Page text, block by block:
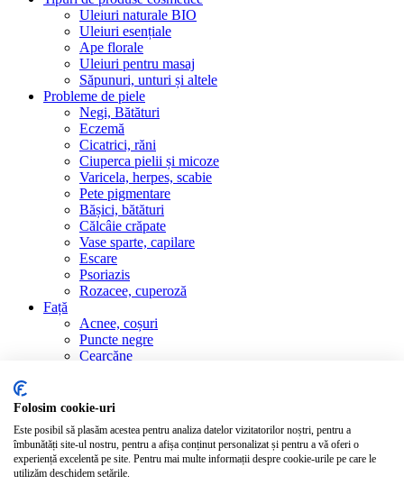
Uleiuri naturale BIO
Uleiuri esențiale
Ape florale
Uleiuri pentru masaj
Săpunuri, unturi și altele
Probleme de piele
Negi, Bătături
Eczemă
Cicatrici, răni
Ciuperca pielii și micoze
Varicela, herpes, scabie
Pete pigmentare
Bășici, bătături
Călcâie crăpate
Vase sparte, capilare
Escare
Psoriazis
Rozacee, cuperoză
Față
Acnee, coșuri
Puncte negre
Cearcăne
Buze, herpes labial
Femei, copii, păr
Îngrijire copii
Unghii
Folosim cookie-uri
Este posibil să plasăm acestea pentru analiza datelor vizitatorilor noștri, pentru a
îmbunătăți site-ul nostru, pentru a afișa conținut personalizat și pentru a vă oferi o
experiență excelentă pe site. Pentru mai multe informații despre cookie-urile pe care le
utilizăm deschidem setările.